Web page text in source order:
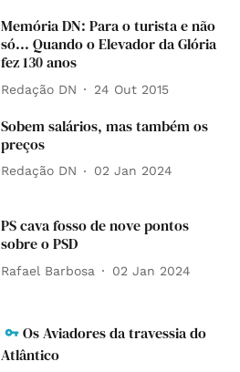
Memória DN: Para o turista e não
só... Quando o Elevador da Glória
fez 130 anos
Redação DN 24 Out 2015
Sobem salários, mas também os
preços
Redação DN 02 Jan 2024
PS cava fosso de nove pontos
sobre o PSD
Rafael Barbosa 02 Jan 2024
Os Aviadores da travessia do
Atlântico